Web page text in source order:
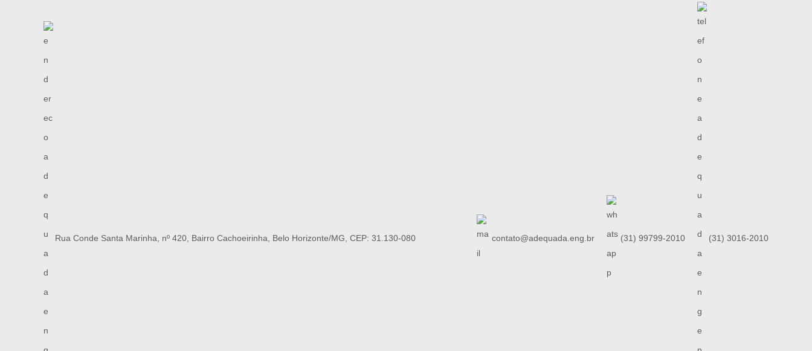
Rua Conde Santa Marinha, nº 420, Bairro Cachoeirinha, Belo Horizonte/MG, CEP: 31.130-080 contato@adequada.eng.br (31) 99799-2010 (31) 3016-2010